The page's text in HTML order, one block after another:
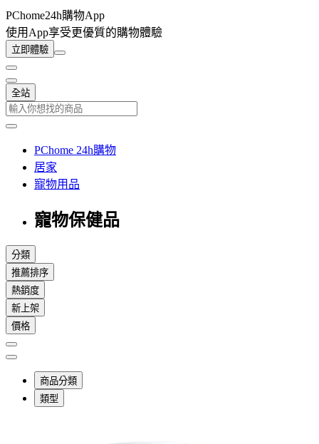
PChome24h購物App
使用App享受更優質的購物體驗
立即體驗
全站
PChome 24h購物
居家
寵物用品
寵物保健品
分類
推薦排序
熱銷度
新上架
價格
商品分類
類型